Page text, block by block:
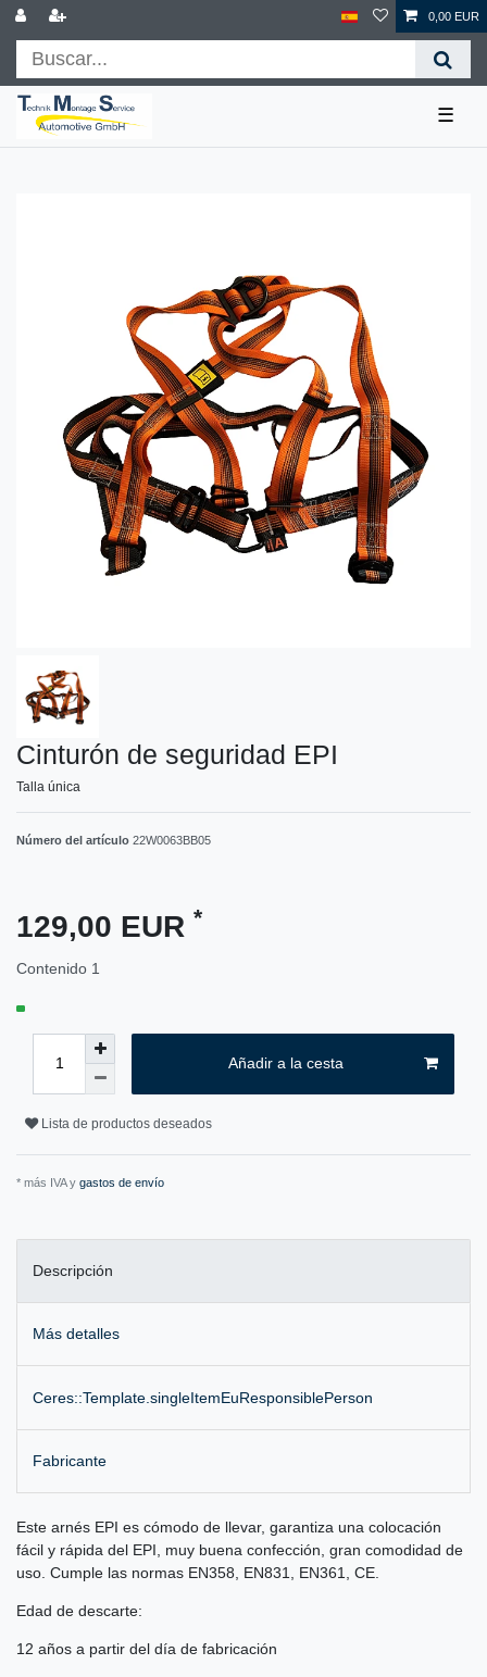
0,00 EUR
☰
Cinturón de seguridad EPI
Talla única
Número del artículo 22W0063BB05
129,00 EUR *
Contenido 1
Añadir a la cesta
Lista de productos deseados
* más IVA y gastos de envío
Descripción
Más detalles
Ceres::Template.singleItemEuResponsiblePerson
Fabricante
Este arnés EPI es cómodo de llevar, garantiza una colocación
fácil y rápida del EPI, muy buena confección, gran comodidad de
uso. Cumple las normas EN358, EN831, EN361, CE.
Edad de descarte:
12 años a partir del día de fabricación